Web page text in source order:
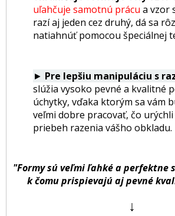
uľahčuje samotnú prácu a vzor
razí aj jeden cez druhý, dá sa
natiahnúť pomocou špeciálnej
► Pre lepšiu manipuláciu s
slúžia vysoko pevné a kvalitné
úchytky, vďaka ktorým sa vám
veľmi dobre pracovať, čo
priebeh razenia vášho obkladu.
"Formy sú veľmi ľahké a perfektne
k čomu prispievajú aj pevné
↓